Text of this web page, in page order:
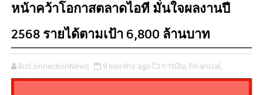
หน้าคว้าโอกาสตลาดไอที มั่นใจผลงานปี
2568 รายได้ตามเป้า 6,800 ล้านบาท
BizConnectionNews 9 months ago การเงิน, Financial,